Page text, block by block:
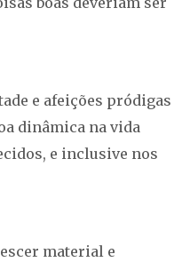
e afeições pródigas
dinâmica na vida
e inclusive nos
material e